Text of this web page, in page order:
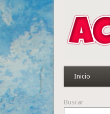
Inicio
Buscar